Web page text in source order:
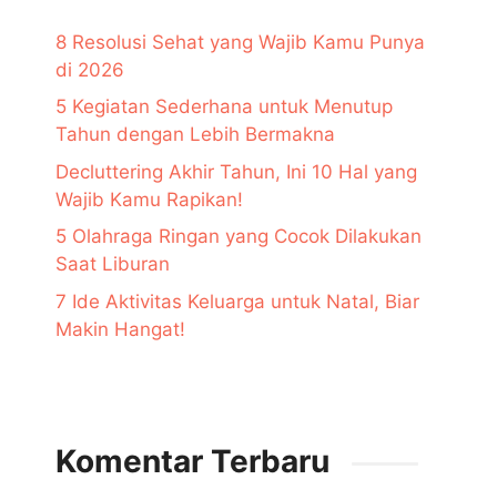
8 Resolusi Sehat yang Wajib Kamu Punya
di 2026
5 Kegiatan Sederhana untuk Menutup
Tahun dengan Lebih Bermakna
Decluttering Akhir Tahun, Ini 10 Hal yang
Wajib Kamu Rapikan!
5 Olahraga Ringan yang Cocok Dilakukan
Saat Liburan
7 Ide Aktivitas Keluarga untuk Natal, Biar
Makin Hangat!
Komentar Terbaru